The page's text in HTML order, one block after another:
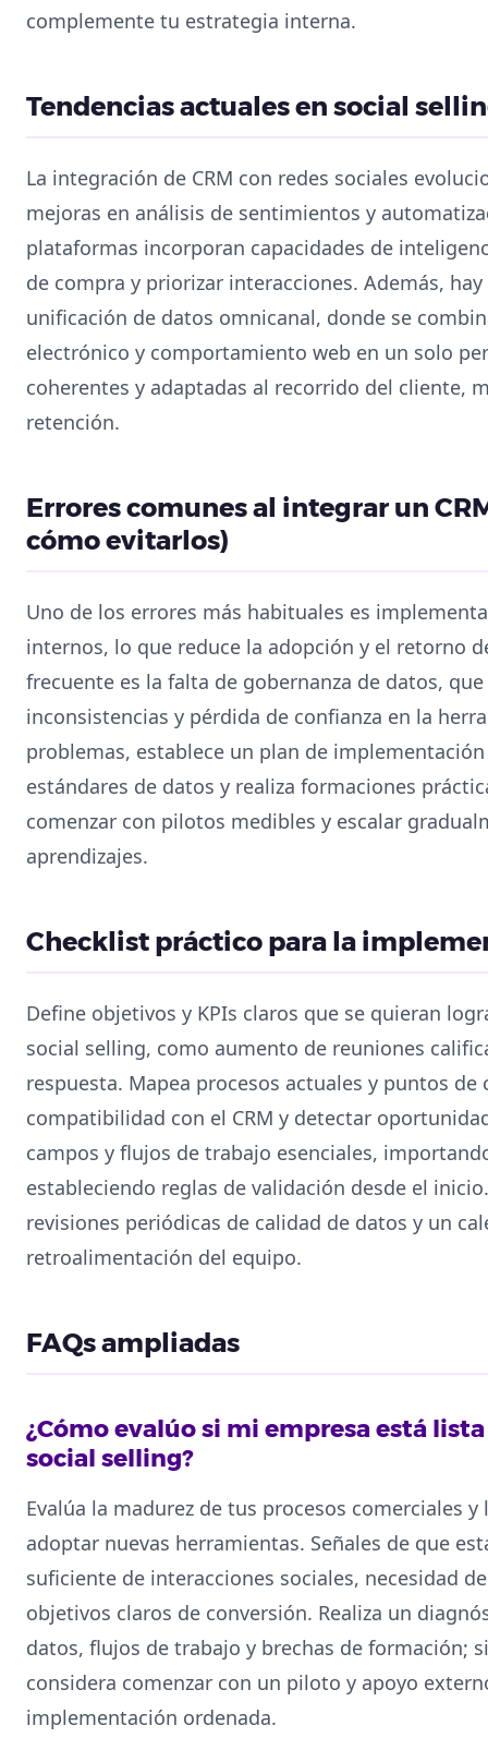
complemente tu estrategia interna.
Tendencias actuales en social
La integración de CRM con redes sociales
mejoras en análisis de sentimientos y
plataformas incorporan capacidades de
de compra y priorizar interacciones. Además,
unificación de datos omnicanal, donde se
electrónico y comportamiento web en un solo
coherentes y adaptadas al recorrido del cliente,
retención.
Errores comunes al integrar un
cómo evitarlos)
Uno de los errores más habituales es
internos, lo que reduce la adopción y el retorno
frecuente es la falta de gobernanza de datos,
inconsistencias y pérdida de confianza en la
problemas, establece un plan de
estándares de datos y realiza formaciones
comenzar con pilotos medibles y escalar
aprendizajes.
Checklist práctico para la
Define objetivos y KPIs claros que se quieran
social selling, como aumento de reuniones
respuesta. Mapea procesos actuales y puntos
compatibilidad con el CRM y detectar
campos y flujos de trabajo esenciales,
estableciendo reglas de validación desde el
revisiones periódicas de calidad de datos y un
retroalimentación del equipo.
FAQs ampliadas
¿Cómo evalúo si mi empresa está
social selling?
Evalúa la madurez de tus procesos comerciales
adoptar nuevas herramientas. Señales de que
suficiente de interacciones sociales, necesidad
objetivos claros de conversión. Realiza un
datos, flujos de trabajo y brechas de formación;
considera comenzar con un piloto y apoyo
implementación ordenada.